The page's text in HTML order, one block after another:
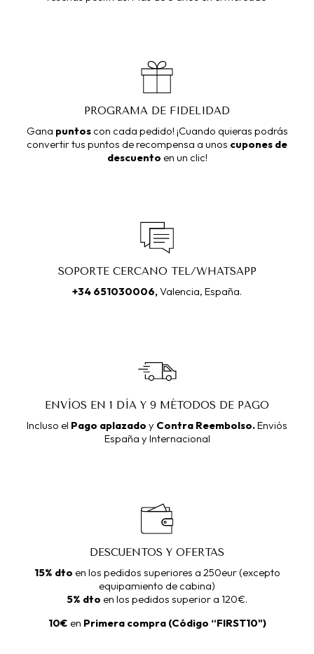
PROGRAMA DE FIDELIDAD
Gana puntoscon cada pedido! ¡Cuando quieras podrás
convertir tus puntos de recompensa a unos cupones de
descuento en un clic!
SOPORTE CERCANO TEL/WHATSAPP
+34 651030006,Valencia, España.
ENVÍOS EN 1 DÍA Y 9 MÉTODOS DE PAGO
Incluso el Pago aplazado y Contra Reembolso.Enviós
España y Internacional
DESCUENTOS Y OFERTAS
15% dto en los pedidos superiores a 250eur (excepto
equipamiento de cabina)
5% dto en los pedidos superior a 120€.
10€ en Primera compra (Código “FIRST10")